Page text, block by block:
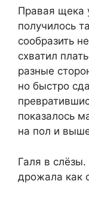
Правая щека
получилось
сообразить
схватил
разные
но быстро
показалось
на пол и
Галя в
дрожала как